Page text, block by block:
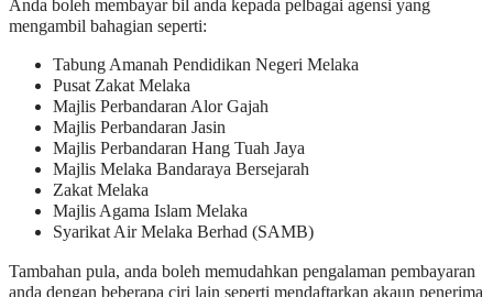
Anda boleh membayar bil anda kepada pelbagai agensi yang
mengambil bahagian seperti:
Tabung Amanah Pendidikan Negeri Melaka
Pusat Zakat Melaka
Majlis Perbandaran Alor Gajah
Majlis Perbandaran Jasin
Majlis Perbandaran Hang Tuah Jaya
Majlis Melaka Bandaraya Bersejarah
Zakat Melaka
Majlis Agama Islam Melaka
Syarikat Air Melaka Berhad (SAMB)
Tambahan pula, anda boleh memudahkan pengalaman pembayaran
anda dengan beberapa ciri lain seperti mendaftarkan akaun penerima